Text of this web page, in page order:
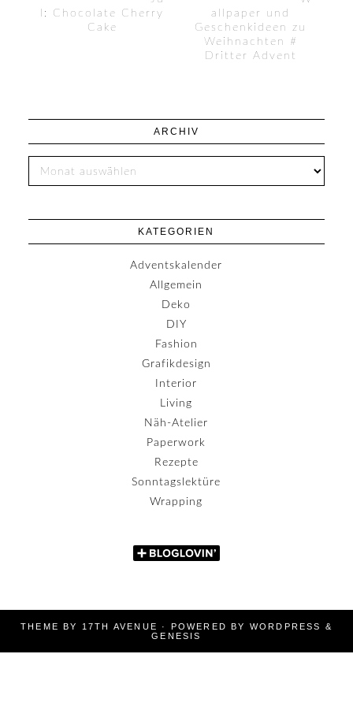
l: Chocolate Cherry
Cake
allpaper und
Geschenkideen zu
Weihnachten #
Dritter Advent
ARCHIV
KATEGORIEN
Adventskalender
Allgemein
Deko
DIY
Fashion
Grafikdesign
Interior
Living
Näh-Atelier
Paperwork
Rezepte
Sonntagslektüre
Wrapping
THEME BY 17TH AVENUE · POWERED BY WORDPRESS
&
GENESIS